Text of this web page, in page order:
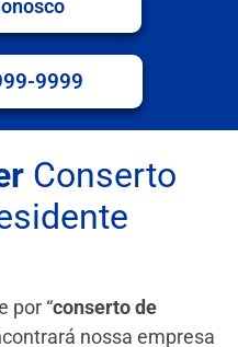
9999
Conserto
por “conserto de
nossa empresa